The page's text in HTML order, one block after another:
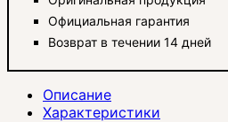
Официальная гарантия
Возврат в течении 14 дней
Описание
Характеристики